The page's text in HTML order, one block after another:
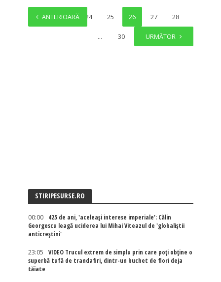
ANTERIOARĂ
1 … 24 25 26 27 28
… 30 URMĂTOR
STIRIPESURSE.RO
00:00
425 de ani, 'aceleași interese imperiale': Călin
Georgescu leagă uciderea lui Mihai Viteazul de 'globaliștii
anticreștini'
23:05
VIDEO Trucul extrem de simplu prin care poți obține o
superbă tufă de trandafiri, dintr-un buchet de flori deja
tăiate